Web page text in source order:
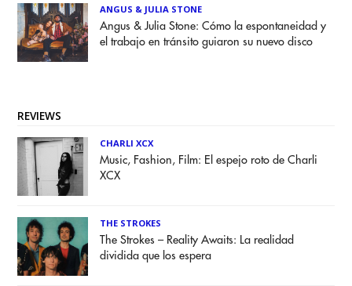
ANGUS & JULIA STONE
Angus & Julia Stone: Cómo la espontaneidad y
el trabajo en tránsito guiaron su nuevo disco
REVIEWS
CHARLI XCX
Music, Fashion, Film: El espejo roto de Charli
XCX
THE STROKES
The Strokes – Reality Awaits: La realidad
dividida que los espera